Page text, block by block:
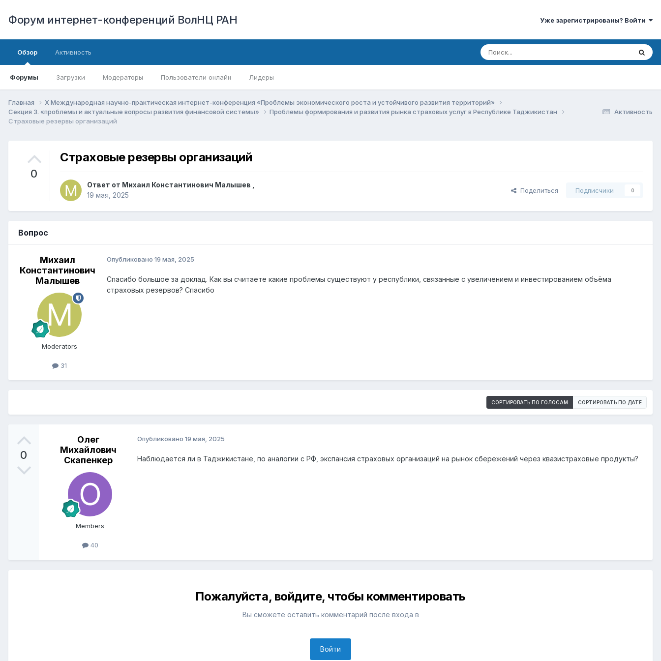
Форум интернет-конференций ВолНЦ РАН Уже зарегистрированы? Войти
Обзор
Форумы Загрузки Модераторы Пользователи онлайн Лидеры
Активность
Активность
Главная
X Международная научно-практическая интернет-конференция «Проблемы экономического роста и устойчивого развития территорий»
Секция 3. «проблемы и актуальные вопросы развития финансовой системы»
Проблемы формирования и развития рынка страховых услуг в Республике Таджикистан
Страховые резервы организаций
0
Страховые резервы организаций
Ответ от Михаил Константинович Малышев
19 мая, 2025
Поделиться Подписчики 0
Вопрос
Михаил
Константинович
Малышев
Moderators
31
Опубликовано 19 мая, 2025
Спасибо большое за доклад. Как вы считаете какие проблемы существуют у республики, связанные с увеличением и инвестированием объёма
страховых резервов? Спасибо
СОРТИРОВАТЬ ПО ГОЛОСАМ СОРТИРОВАТЬ ПО ДАТЕ
0
Олег
Михайлович
Скапенкер
Members
40
Опубликовано 19 мая, 2025
Наблюдается ли в Таджикистане, по аналогии с РФ, экспансия страховых организаций на рынок сбережений через квазистраховые продукты?
Пожалуйста, войдите, чтобы комментировать
Вы сможете оставить комментарий после входа в
Войти